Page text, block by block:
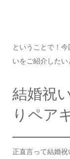
ということで！ 今
いをご紹介したい
結婚祝
りペア
正直言って結婚